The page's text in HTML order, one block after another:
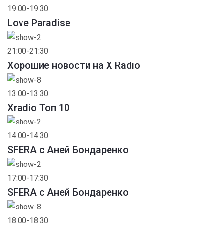
19:00-19:30
Love Paradise
21:00-21:30
Хорошие новости на X Radio
13:00-13:30
Xradio Топ 10
14:00-14:30
SFERA с Аней Бондаренко
17:00-17:30
SFERA с Аней Бондаренко
18:00-18:30